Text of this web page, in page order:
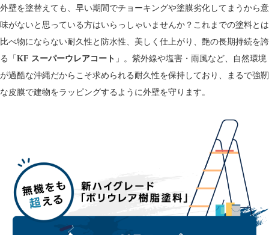
外壁を塗替えても、早い期間でチョーキングや塗膜劣化してまうから意
味がないと思っている方はいらっしゃいませんか？これまでの塗料とは
比べ物にならない耐久性と防水性、美しく仕上がり、艶の長期持続を誇
る「 KF スーパーウレアコート 」。紫外線や塩害・雨風など、自然環境
が過酷な沖縄だからこそ求められる耐久性を保持しており、まるで強靭
な皮膜で建物をラッピングするように外壁を守ります。